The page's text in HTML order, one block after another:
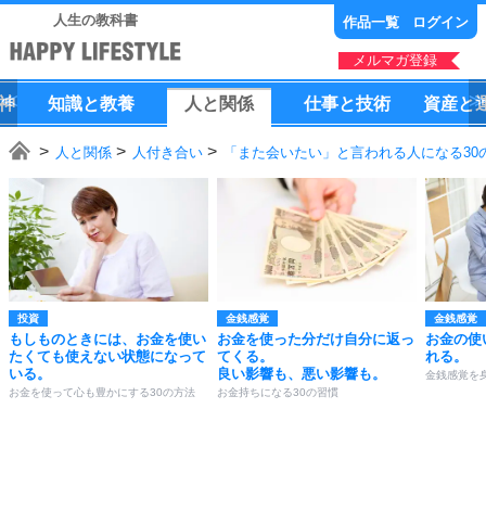
人生の教科書 作品一覧 ログイン
メルマガ登録
知識と教養 人 と 関係 仕事と技術 資産と
人と関係 人付き合い 「また会いたい」と言われる人になる30
投資
もしものときには、お金を使い
たくても使えない状態になって
いる。
お金を使って心も豊かにする30の方法
金銭感覚
お金を使った分だけ自分に返っ
てくる。
良い影響も、悪い影響も。
お金持ちになる30の習慣
金銭感覚
お金の
れる。
金銭感覚を